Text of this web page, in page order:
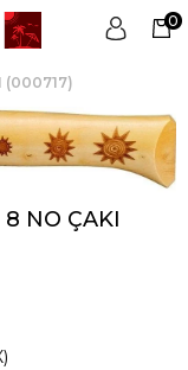
0
(000717)
NO ÇAKI